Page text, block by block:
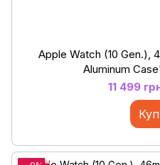
Apple Watch (10 Gen.),
Aluminum
11 499